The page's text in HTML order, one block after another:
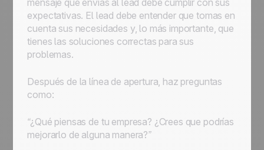
mensaje que envías al lead debe cumplir con sus
expectativas. El lead debe entender que tomas en
cuenta sus necesidades y, lo más importante, que
tienes las soluciones correctas para sus
problemas.
Después de la línea de apertura, haz preguntas
como:
“¿Qué piensas de tu empresa? ¿Crees que podrías
mejorarlo de alguna manera?”